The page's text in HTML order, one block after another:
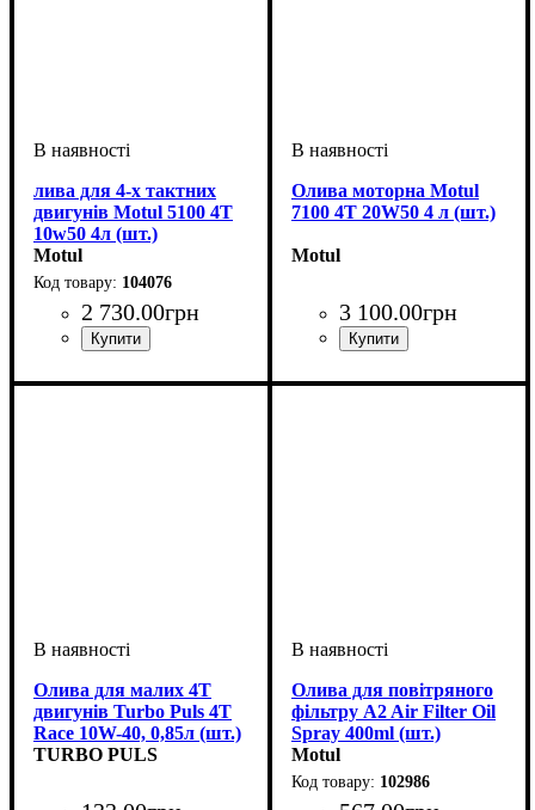
лива для 4-х тактних
двигунів Motul 5100 4T
10w50 4л (шт.)
Motul
104076
2 730.00грн
Олива моторна Motul
7100 4T 20W50 4 л (шт.)
Motul
3 100.00грн
Олива для малих 4T
двигунів Turbo Puls 4T
Race 10W-40, 0,85л (шт.)
TURBO PULS
Олива для повітряного
фільтру A2 Air Filter Oil
Spray 400ml (шт.)
Motul
102986